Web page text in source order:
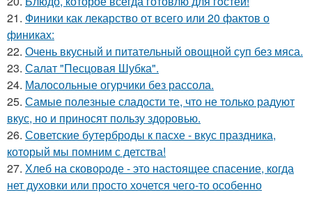
21. Финики как лекарство от всего или 20 фактов о
финиках:
22. Очень вкусный и питательный овощной суп без мяса.
23. Салат "Песцовая Шубка".
24. Малосольные огурчики без рассола.
25. Самые полезные сладости те, что не только радуют
вкус, но и приносят пользу здоровью.
26. Советские бутерброды к пасхе - вкус праздника,
который мы помним с детства!
27. Хлеб на сковоpоде - это настоящее спасение, когда
нет духовки или просто хочется чего-то особенно